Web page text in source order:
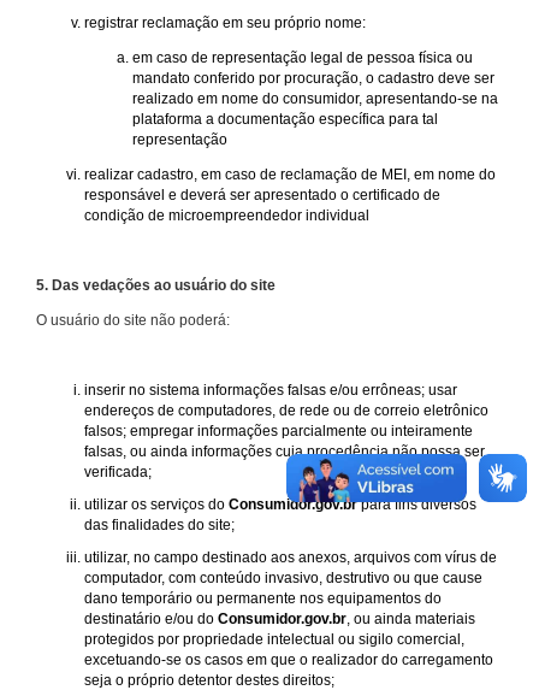
registrar reclamação em seu próprio nome:
em caso de representação legal de pessoa física ou
mandato conferido por procuração, o cadastro deve ser
realizado em nome do consumidor, apresentando-se na
plataforma a documentação específica para tal
representação
realizar cadastro, em caso de reclamação de MEI, em nome do
responsável e deverá ser apresentado o certificado de
condição de microempreendedor individual
5. Das vedações ao usuário do site
O usuário do site não poderá:
inserir no sistema informações falsas e/ou errôneas; usar
endereços de computadores, de rede ou de correio eletrônico
falsos; empregar informações parcialmente ou inteiramente
falsas, ou ainda informações cuja procedência não possa ser
verificada;
utilizar os serviços do Consumidor.gov.brpara fins diversos
das finalidades do site;
utilizar, no campo destinado aos anexos, arquivos com vírus de
computador, com conteúdo invasivo, destrutivo ou que cause
dano temporário ou permanente nos equipamentos do
destinatário e/ou do Consumidor.gov.br , ou ainda materiais
protegidos por propriedade intelectual ou sigilo comercial,
excetuando-se os casos em que o realizador do carregamento
seja o próprio detentor destes direitos;